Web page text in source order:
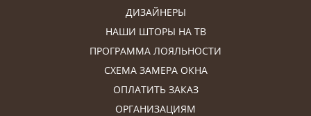
ДИЗАЙНЕРЫ
НАШИ ШТОРЫ НА ТВ
ПРОГРАММА ЛОЯЛЬНОСТИ
СХЕМА ЗАМЕРА ОКНА
ОПЛАТИТЬ ЗАКАЗ
ОРГАНИЗАЦИЯМ